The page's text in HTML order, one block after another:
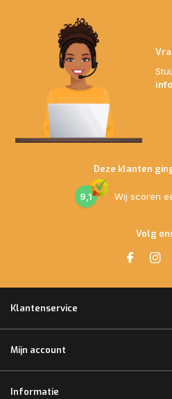
Deze klanten
9,1 Wij scoren
Volg
Klantenservice
Mijn account
Informatie